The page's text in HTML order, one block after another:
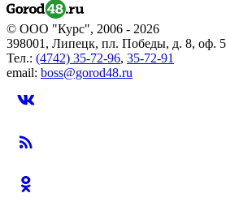
© ООО "Курс", 2006 - 2026
398001, Липецк, пл. Победы, д. 8, оф.
Тел.: (4742) 35-72-96, 35-72-91
email: boss@gorod48.ru